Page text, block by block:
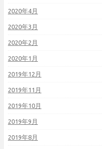
2020年4月
2020年3月
2020年2月
2020年1月
2019年12月
2019年11月
2019年10月
2019年9月
2019年8月